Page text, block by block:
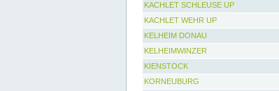
KACHLET SCHLEUSE UP
KACHLET WEHR UP
KELHEIM DONAU
KELHEIMWINZER
KIENSTOCK
KORNEUBURG